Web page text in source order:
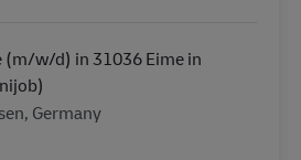
(m/w/d) in 31036 Eime in
Germany